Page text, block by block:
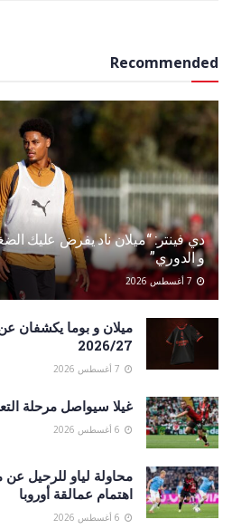
Recommended
دي فينتر: “ميلان ناد يفرض عليك
و الدوري”
ميلان و بوما يكشفان
2026/27
غيلا سيواصل مرحلة
محاولة لياو للرحيل عن
اهتمام عمالقة أوروبا